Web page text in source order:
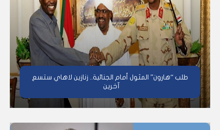
طلب “هارون” المثول أمام الجنائية.. زنازين لاهاي ستسع
آخرين